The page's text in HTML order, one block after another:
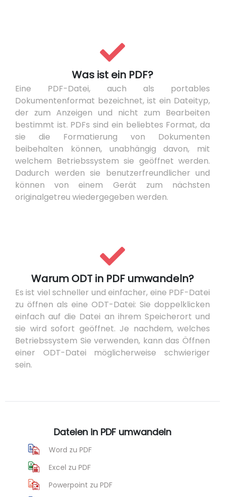
Was ist ein PDF?
Eine PDF-Datei, auch als portables
Dokumentenformat bezeichnet, ist ein Dateityp,
der zum Anzeigen und nicht zum Bearbeiten
bestimmt ist. PDFs sind ein beliebtes Format, da
sie die Formatierung von Dokumenten
beibehalten können, unabhängig davon, mit
welchem Betriebssystem sie geöffnet werden.
Dadurch werden sie benutzerfreundlicher und
können von einem Gerät zum nächsten
originalgetreu wiedergegeben werden.
Warum ODT in PDF umwandeln?
Es ist viel schneller und einfacher, eine PDF-Datei
zu öffnen als eine ODT-Datei: Sie doppelklicken
einfach auf die Datei an ihrem Speicherort und
sie wird sofort geöffnet. Je nachdem, welches
Betriebssystem Sie verwenden, kann das Öffnen
einer ODT-Datei möglicherweise schwieriger
sein.
Dateien in PDF umwandeln
Word zu PDF
Excel zu PDF
Powerpoint zu PDF